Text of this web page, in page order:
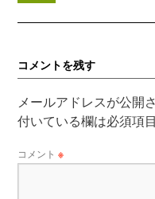
コメントを残す
メールアドレスが公開
付いている欄は必須項
コメント※